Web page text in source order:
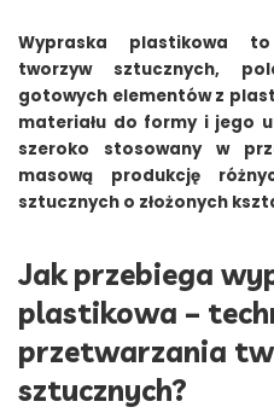
Wypraska plastikowa
tworzyw sztucznych,
gotowych elementów z
materiału do formy i jego
szeroko stosowany w
masową produkcję
sztucznych o złożonych
Jak przebiega
plastikowa –
przetwarzania
sztucznych?